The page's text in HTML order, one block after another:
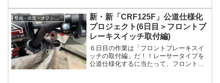
で、これからは一般家庭の電気や工場の
建物内にある電気室、電柱、送電線など
多くの場所で仕事が出来るようになりま
す。ここまで来るのに一年か...
新・新「CRF125F」公道仕様化
プロジェクト(6日目＞フロントブ
レーキスイッチ取付編)
６日目の作業は「フロントブレーキスイ
ッチの取付編」だ！！レーサータイプを
公道仕様化するに当たって、フロントブ